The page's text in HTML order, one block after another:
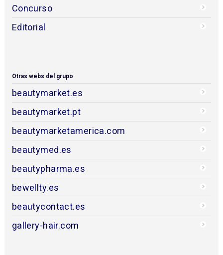
Concurso
Editorial
Otras webs del grupo
beautymarket.es
beautymarket.pt
beautymarketamerica.com
beautymed.es
beautypharma.es
bewellty.es
beautycontact.es
gallery-hair.com